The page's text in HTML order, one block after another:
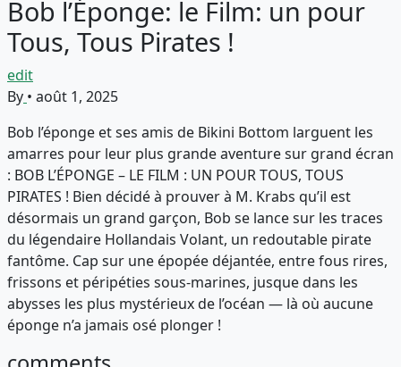
Bob l’Éponge: le Film: un pour
Tous, Tous Pirates !
edit
By • août 1, 2025
Bob l’éponge et ses amis de Bikini Bottom larguent les
amarres pour leur plus grande aventure sur grand écran
: BOB L’ÉPONGE – LE FILM : UN POUR TOUS, TOUS
PIRATES ! Bien décidé à prouver à M. Krabs qu’il est
désormais un grand garçon, Bob se lance sur les traces
du légendaire Hollandais Volant, un redoutable pirate
fantôme. Cap sur une épopée déjantée, entre fous rires,
frissons et péripéties sous-marines, jusque dans les
abysses les plus mystérieux de l’océan — là où aucune
éponge n’a jamais osé plonger !